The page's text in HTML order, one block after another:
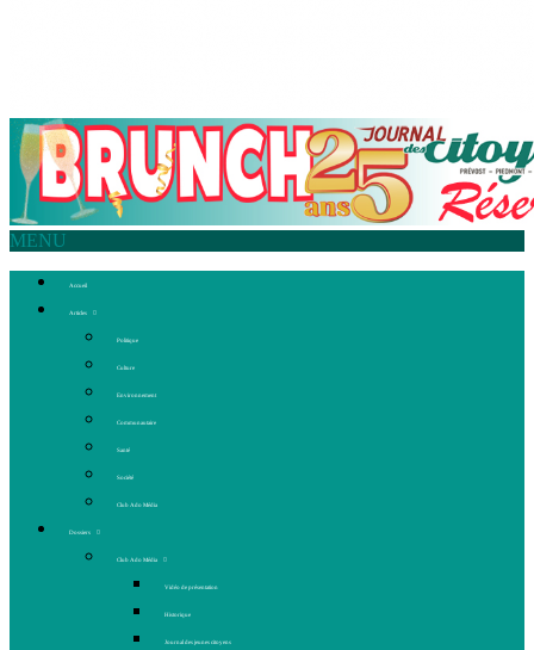
MENU
Accueil
Articles
Politique
Culture
Environnement
Communautaire
Santé
Société
Club Ado Média
Dossiers
Club Ado Média
Vidéo de présentation
Historique
Journal des jeunes citoyens